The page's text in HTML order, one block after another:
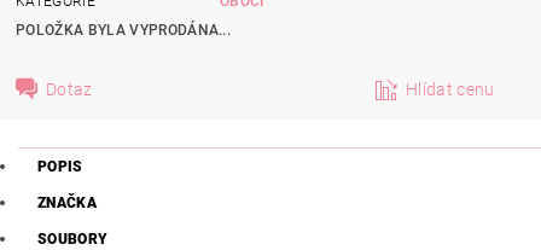
POLOŽKA BYLA VYPRODÁNA...
Dotaz Hlídat cenu
POPIS
ZNAČKA
SOUBORY